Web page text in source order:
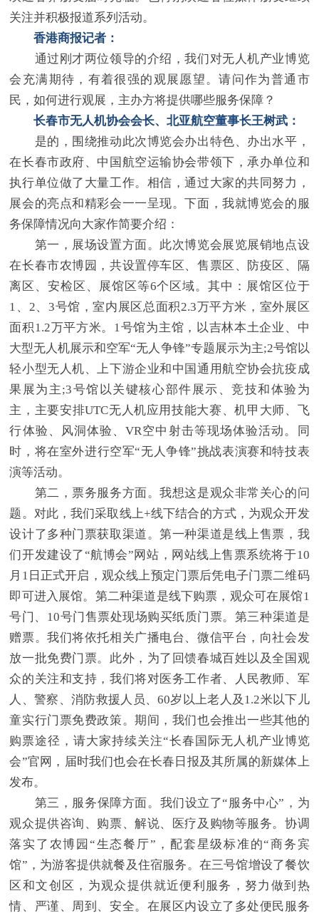
关注并积极报道系列活动。
香港商报记者：
通过刚才两位领导的介绍，我们对无人机产业博览
会充满期待，有着很强的观展愿望。请问作为普通市
民，如何进行观展，主办方将提供哪些服务保障？
长春市无人机协会会长、北亚航空董事长王树武：
是的，围绕推动此次博览会办出特色、办出水平，
在长春市政府、中国航空运输协会带领下，承办单位和
执行单位做了大量工作。相信，通过大家的共同努力，
展会的亮点和精彩会一一呈现。下面，我就博览会的服
务保障情况向大家作简要介绍：
第一，展场设置方面。此次博览会展览展销地点设
在长春市农博园，共设置停车区、售票区、防疫区、隔
离区、安检区、展馆区等6个区域。其中：展馆区位于
1、2、3号馆，室内展区总面积2.3万平方米，室外展区
面积1.2万平方米。1号馆为主馆，以吉林本土企业、中
大型无人机展示和空军“无人争锋”专题展示为主;2号馆以
轻小型无人机、上下游企业和中国通用航空协会抗疫成
果展为主;3号馆以关键核心部件展示、竞技和体验为
主，主要安排UTC无人机应用技能大赛、机甲大师、飞
行体验、风洞体验、VR空中射击等现场体验活动。同
时，将在室外进行空军“无人争锋”挑战表演赛和特技表
演等活动。
第二，票务服务方面。我想这是观众非常关心的问
题。对此，我们采取线上+线下结合的方式，为观众开发
设计了多种门票获取渠道。第一种渠道是线上售票，我
们开发建设了“航博会”网站，网站线上售票系统将于10
月1日正式开启，观众线上预定门票后凭电子门票二维码
即可进入展馆。第二种渠道是线下购票，观众可在展馆1
号门、10号门售票处现场购买纸质门票。第三种渠道是
赠票。我们将依托相关广播电台、微信平台，向社会发
放一批免费门票。此外，为了回馈春城百姓以及全国观
众的关注和支持，我们将对医务工作者、人民教师、军
人、警察、消防救援人员、60岁以上老人及1.2米以下儿
童实行门票免费政策。期间，我们也会推出一些其他的
购票途径，请大家持续关注“长春国际无人机产业博览
会”官网，届时我们也会在长春日报及其所属的新媒体上
发布。
第三，服务保障方面。我们设立了“服务中心”，为
观众提供咨询、购票、解说、医疗及购物等服务。协调
落实了农博园“生态餐厅”，配套星级标准的“商务宾
馆”，为游客提供就餐及住宿服务。在三号馆增设了餐饮
区和文创区，为观众提供就近便利服务，努力做到热
情、严谨、周到、安全。在展区内设立了多处便民服务